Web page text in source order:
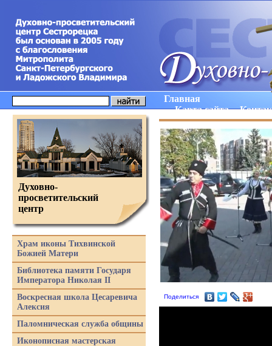
Главная
Карта сайта
Поделиться
Духовно-
просветительский
центр
Храм иконы Тихвинской
Божией Матери
Библиотека памяти Государя
Императора Николая II
Воскресная школа Цесаревича
Алексия
Паломническая служба общины
Иконописная мастерская